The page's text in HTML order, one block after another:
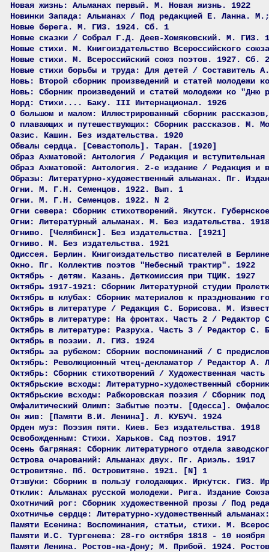
Новая жизнь: Альманах первый. М. Новая жизнь. 1922
Новинки Запада: Альманах / Под редакцией Е. Ланна.
Новые берега. М. ГИЗ. 1924. Сб. 1
Новые сказки / Собрал Г.Д. Деев-Хомяковский. М. ГИЗ.
Новые стихи. М. Книгоиздательство Всероссийского
Новые стихи. М. Всероссийский союз поэтов. 1927. Сб. 2
Новые стихи борьбы и труда: Для детей /
Новь: Второй сборник произведений и статей молодежи
Новь: Сборник произведений и статей молодежи ко
Норд: Стихи.... Баку. III Интернационал. 1926
О большом и малом: Иллюстрированный сборник
О плавающих и путешествующих: Сборник рассказов. М.
Оазис. Кашин. Без издательства. 1920
Обвалы сердца. [Севастополь]. Таран. [1920]
Образ Ахматовой: Антология / Редакция и
Образ Ахматовой: Антология. 2-е издание / Редакция и
Образы: Литературно-художественный альманах. Пг.
Огни. М. Г.Н. Семенцов. 1922. Вып. 1
Огни. М. Г.Н. Семенцов. 1922. N 2
Огни севера: Сборник стихотворений. Якутск.
Огни: Литературный альманах. М. Без издательства. 1918
Огниво. [Челябинск]. Без издательства. [1921]
Огниво. М. Без издательства. 1921
Одиссея. Берлин. Книгоиздательство писателей в
Окно. Пг. Коллектив поэтов "Небесный трактир". 1922
Октябрь - детям. Казань. Деткомиссия при ТЦИК. 1927
Октябрь 1917-1921: Сборник Литературной студии
Октябрь в клубах: Сборник материалов к празднованию
Октябрь в литературе / Редакция С. Борисова. М.
Октябрь в литературе: На фронтах. Часть 2 /
Октябрь в литературе: Разруха. Часть 3 / Редактор С.
Октябрь в поэзии. Л. ГИЗ. 1924
Октябрь за рубежом: Сборник воспоминаний / С
Октябрь: Революционный чтец-декламатор / Редактор А.
Октябрь: Сборник стихотворений / Художественная
Октябрьские всходы: Литературно-художественный
Октябрьские всходы: Рабкоровская поэзия / Сборник
Омфалитический Олимп: Забытые поэты. [Одесса].
Он жив: [Памяти В.И. Ленина]. Л. КУБУЧ. 1924
Орден муз: Поэзия пяти. Киев. Без издательства. 1918
Освобожденным: Стихи. Харьков. Сад поэтов. 1917
Осень багряная: Сборник литературного отдела
Острова очарований: Альманах двух. Пг. Ариэль. 1917
Островитяне. Пб. Островитяне. 1921. [N] 1
Отзвуки: Сборник в пользу голодающих. Иркутск. ГИЗ.
Отклик: Альманах русской молодежи. Рига. Издание
Охотничий рог: Сборник художественной прозы / Под
Охотничье сердце: Литературно-художественный
Памяти Есенина: Воспоминания, статьи, стихи. М.
Памяти И.С. Тургенева: 28-го октября 1818 - 10 ноября
Памяти Ленина. Ростов-на-Дону; М. Прибой. 1924.